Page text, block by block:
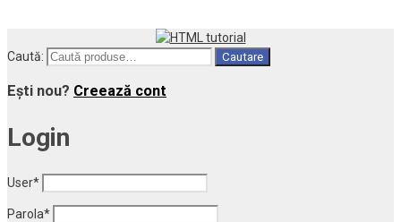
Caută: Cautare
Ești nou? Creează cont
Login
User*
Parola*